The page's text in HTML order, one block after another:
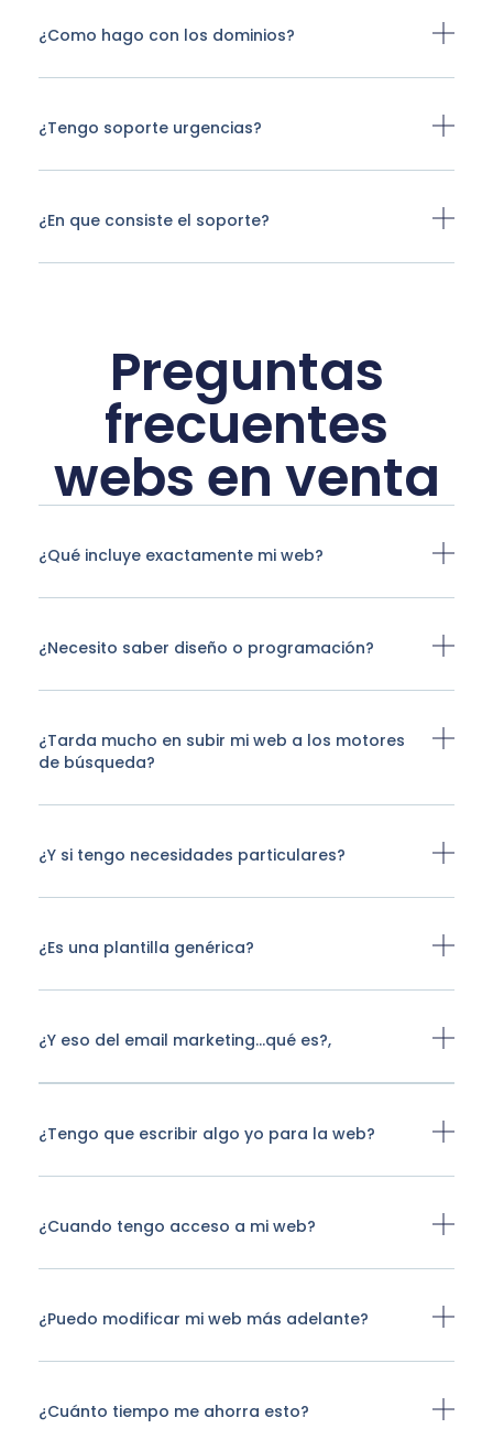
¿Como hago con los dominios?
¿Tengo soporte urgencias?
¿En que consiste el soporte?
Preguntas
frecuentes
webs en venta
¿Qué incluye exactamente mi web?
¿Necesito saber diseño o programación?
¿Tarda mucho en subir mi web a los motores
de búsqueda?
¿Y si tengo necesidades particulares?
¿Es una plantilla genérica?
¿Y eso del email marketing…qué es?,
¿Tengo que escribir algo yo para la web?
¿Cuando tengo acceso a mi web?
¿Puedo modificar mi web más adelante?
¿Cuánto tiempo me ahorra esto?